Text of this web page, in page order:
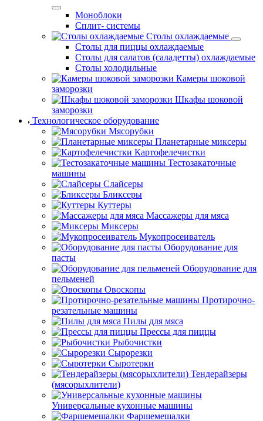
Моноблоки
Сплит- системы
Столы охлаждаемые
Столы для пиццы охлаждаемые
Столы для салатов (саладетты) охлаждаемые
Столы холодильные
Камеры шоковой
заморозки
Шкафы шоковой
заморозки
Технологическое оборудование
Мясорубки
Планетарные миксеры
Картофелечистки
Тестозакаточные
машины
Слайсеры
Бликсеры
Куттеры
Массажеры для мяса
Миксеры
Мукопросеиватель
Оборудование для
пасты
Оборудование для
пельменей
Овоскопы
Протирочно-
резательные машины
Пилы для мяса
Прессы для пиццы
Рыбочистки
Сырорезки
Сыротерки
Тендерайзеры
(мясорыхлители)
Универсальные кухонные машины
Фаршемешалки